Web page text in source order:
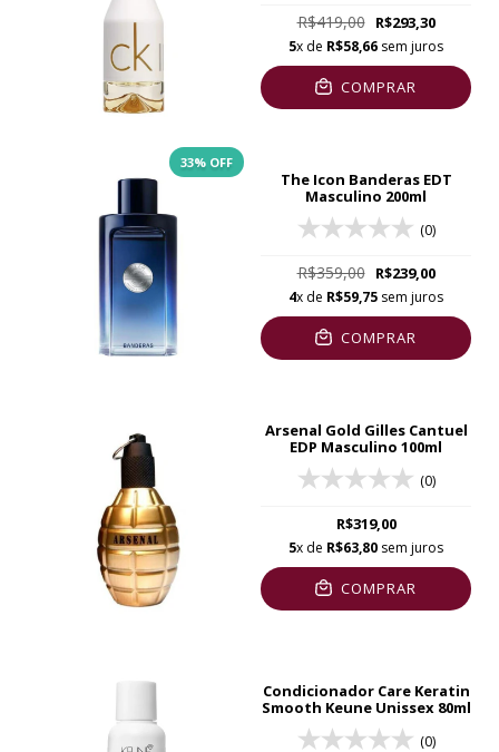
R$419,00 R$293,30
5x de R$58,66 sem juros
COMPRAR
33% OFF
The Icon Banderas EDT
Masculino 200ml
(0)
R$359,00 R$239,00
4x de R$59,75 sem juros
COMPRAR
Arsenal Gold Gilles Cantuel
EDP Masculino 100ml
(0)
R$319,00
5x de R$63,80 sem juros
COMPRAR
Condicionador Care Keratin
Smooth Keune Unissex 80ml
(0)